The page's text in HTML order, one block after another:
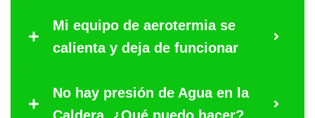
Mi equipo de aerotermia se
calienta y deja de funcionar
No hay presión de Agua en la